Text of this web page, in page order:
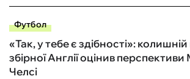
Футбол
«Так, у тебе є здібності»:
збірної Англії оцінив
Челсі